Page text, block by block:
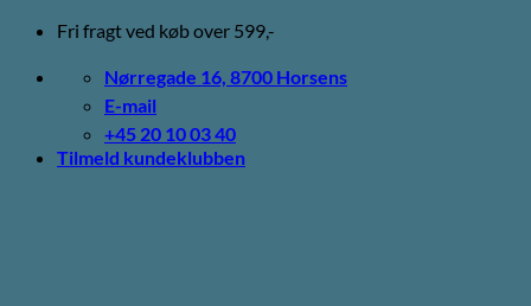
Fortsæt
indhold
Fri fragt ved køb over 599,-
Nørregade 16, 8700 Horsens
E-mail
+45 20 10 03 40
Tilmeld kundeklubben